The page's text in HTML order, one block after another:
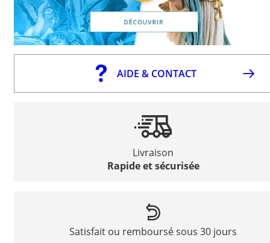
AIDE & CONTACT
Livraison
Rapide et sécurisée
Satisfait ou remboursé sous 30 jours